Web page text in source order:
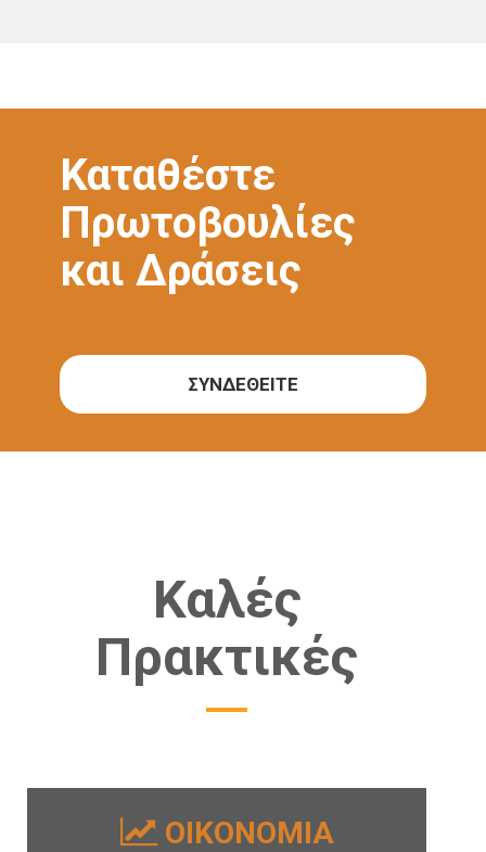
Καταθέστε
Πρωτοβουλίες
και Δράσεις
ΣΥΝΔΕΘΕΙΤΕ
Καλές
Πρακτικές
ΟΙΚΟΝΟΜΙΑ